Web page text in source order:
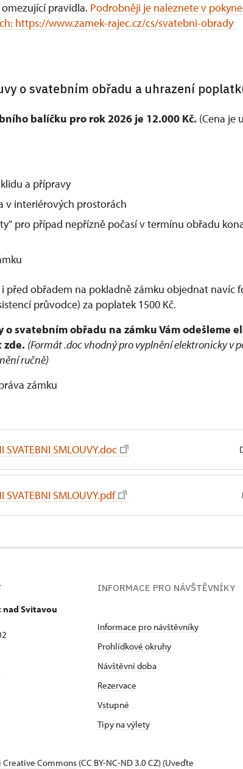
pravidla. Podrobněji je naleznete v
https://www.zamek-rajec.cz/cs/svatebni-obrady
o svatebním obřadu a uhrazení
balíčku pro rok 2026 je 12.000 Kč. (Cena je
a přípravy
v interiérových prostorách
pro případ nepřízně počasí v termínu obřadu
před obřadem na pokladně zámku objednat navíc
průvodce) za poplatek 1500 Kč.
o svatebním obřadu na zámku Vám odešleme
zde. (Formát .doc vhodný pro vyplnění elektronicky v
ručně)
zámku
SVATEBNI SMLOUVY.doc
SVATEBNI SMLOUVY.pdf
nad Svitavou
INFORMACE PRO NÁVŠTĚVNÍKY
Informace pro návštěvníky
Prohlídkové okruhy
Návštěvní doba
Rezervace
Vstupné
Tipy na výlety
Creative Commons (CC BY-NC-ND 3.0 CZ) (Uveďte